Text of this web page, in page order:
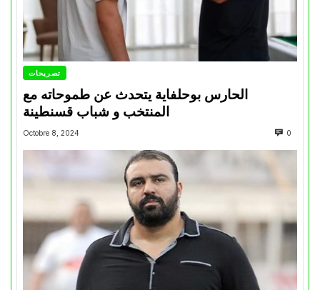
تصريحات
الحارس بوحلفاية يتحدث عن طموحاته مع
المنتخب و شباب قسنطينة
Octobre 8, 2024 0